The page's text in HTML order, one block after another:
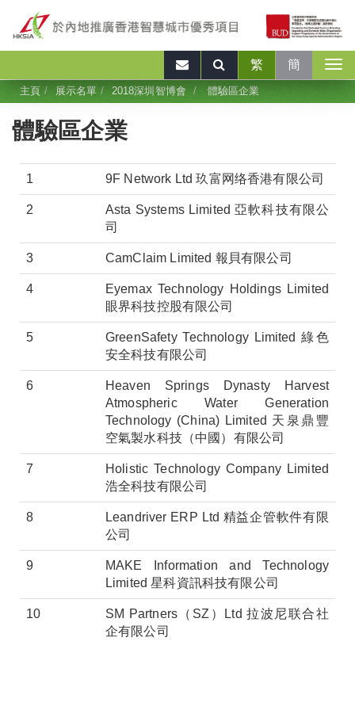
繁 簡
主頁 展示名單 2018深圳智博會 體驗區企業
體驗區企業
1 9F Network Ltd 玖富网络香港有限公司
2
Asta Systems Limited 亞軟科技有限公
司
3 CamClaim Limited 報貝有限公司
4
Eyemax Technology Holdings Limited
眼界科技控股有限公司
5
GreenSafety Technology Limited 綠色
安全科技有限公司
6
Heaven Springs Dynasty Harvest
Atmospheric Water Generation
Technology (China) Limited 天泉鼎豐
空氣製水科技（中國）有限公司
7
Holistic Technology Company Limited
浩全科技有限公司
8
Leandriver ERP Ltd 精益企管軟件有限
公司
9
MAKE Information and Technology
Limited 星科資訊科技有限公司
10
SM Partners（SZ）Ltd 拉波尼联合社
企有限公司